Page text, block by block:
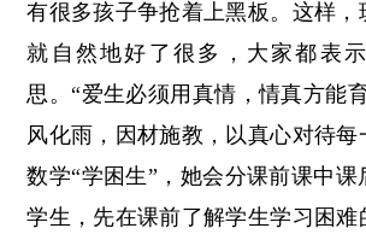
有很多孩子争抢着上黑板。这样，
就自然地好了很多，大家都表
思。“爱生必须用真情，情真方能
风化雨，因材施教，以真心对待
数学“学困生”，她会分课前课中课
学生，先在课前了解学生学习困难